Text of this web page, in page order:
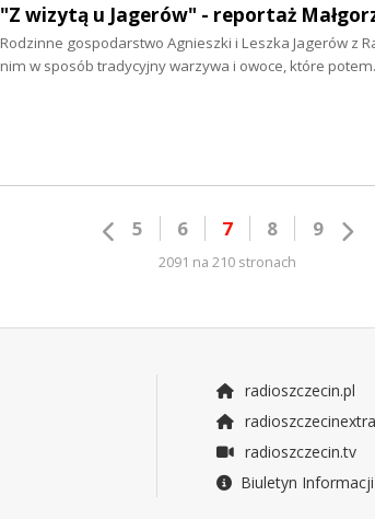
"Z wizytą u Jagerów" - reportaż
Rodzinne gospodarstwo Agnieszki i Leszka Jagerów z
nim w sposób tradycyjny warzywa i owoce, które
5 6 7 8 9
2091 na 210 stronach
radioszczecin.pl
radioszczecin.tv
Biuletyn